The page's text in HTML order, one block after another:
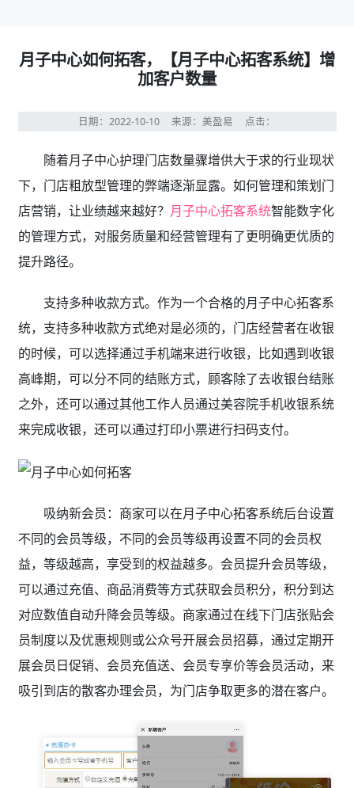
月子中心如何拓客，【月子中心拓客系统】增
加客户数量
日期：2022-10-10 来源：美盈易 点击：
随着月子中心护理门店数量骤增供大于求的行业现状
下，门店粗放型管理的弊端逐渐显露。如何管理和策划门
店营销，让业绩越来越好？ 月子中心拓客系统智能数字化
的管理方式，对服务质量和经营管理有了更明确更优质的
提升路径。
支持多种收款方式。作为一个合格的月子中心拓客系
统，支持多种收款方式绝对是必须的，门店经营者在收银
的时候，可以选择通过手机端来进行收银，比如遇到收银
高峰期，可以分不同的结账方式，顾客除了去收银台结账
之外，还可以通过其他工作人员通过美容院手机收银系统
来完成收银，还可以通过打印小票进行扫码支付。
吸纳新会员：商家可以在月子中心拓客系统后台设置
不同的会员等级，不同的会员等级再设置不同的会员权
益，等级越高，享受到的权益越多。会员提升会员等级，
可以通过充值、商品消费等方式获取会员积分，积分到达
对应数值自动升降会员等级。商家通过在线下门店张贴会
员制度以及优惠规则或公众号开展会员招募，通过定期开
展会员日促销、会员充值送、会员专享价等会员活动，来
吸引到店的散客办理会员，为门店争取更多的潜在客户。